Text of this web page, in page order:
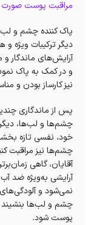
مراقبت پوست صورت
پاک کننده چشم و لب
دیگر ترکیبات
آرایش‌های ماندگار
و در کمک به پاک
نیز کارساز بودن و
پس از ماندگاری
چشم‌ها و لب‌ها،
خود، نفسی تازه
چشم‌ها نیز مراقبت
آقایان، گاهی
آرایشی به‌ویژه ضد
نمی‌شود و
چشم و لب‌ها بنشیند
پوست شود.